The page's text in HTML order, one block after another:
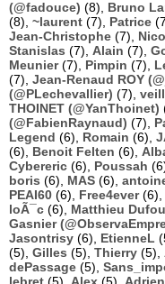
(@fadouce) (8), Bruno
(8), ~laurent (7), Patrice
Jean-Christophe (7),
Stanislas (7), Alain (7),
Meunier(7), Pimpin (7),
(7), Jean-Renaud ROY
(@PLechevallier) (7),
THOINET (@YanThoinet)
(@FabienRaynaud) (7),
Legend (6), Romain (6),
(6), Benoit Felten (6),
Cybereric (6), Poussah
boris (6), MAS (6),
PEAI60 (6), Free4ever(6),
loÃ¯c (6), Matthieu
Gasnier
Jasontrisy (6), EtienneL
(5), Gilles (5), Thierry (5),
dePassage (5),